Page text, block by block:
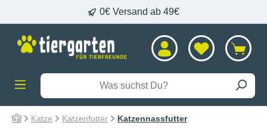
0€ Versand ab 49€
Katze Katzenfutter Katzennassfutter